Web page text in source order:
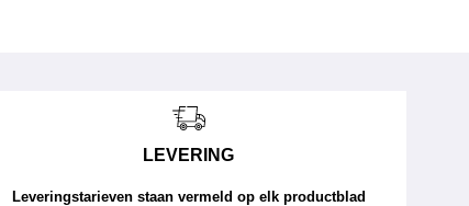
LEVERING
Leveringstarieven staan vermeld op elk productblad